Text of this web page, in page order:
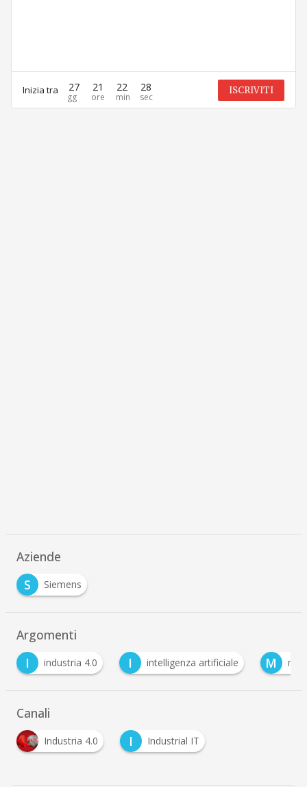
Inizia tra 27 21 22 28 ISCRIVITI
Aziende
S
Siemens
Argomenti
4.0 I intelligenza artificiale M metaverso
Canali
Industria 4.0 I Industrial IT